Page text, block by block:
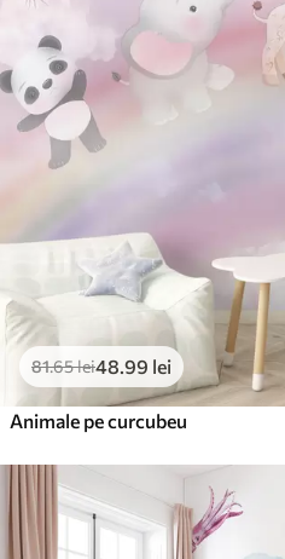
81.65lei48.99 lei
Animale pe curcubeu